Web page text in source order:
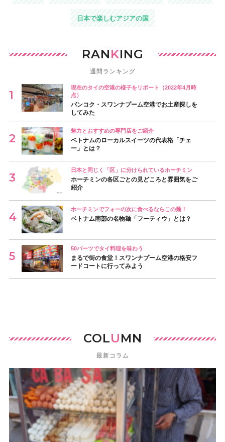
日本で楽しむアジアの国
RANKING
週間ランキング
現在のタイの空港の様子をリポート（2022年4月時
点）
バンコク・スワンナプーム空港でお土産探しを
してみた
魅力とおすすめの専門店をご紹介
ベトナムのローカルスイーツの代表格「チェ
ー」とは？
日本と同じく「区」に分けられているホーチミン
ホーチミンの各区ごとの見どころと雰囲気をご
紹介
ホーチミンでフォーの次に食べるならこの麺！
ベトナム南部の名物麺「フーティウ」とは？
50バーツでタイ料理を味わう
まるで街の食堂！スワンナプーム空港の格安フ
ードコートに行ってみよう
COLUMN
最新コラム